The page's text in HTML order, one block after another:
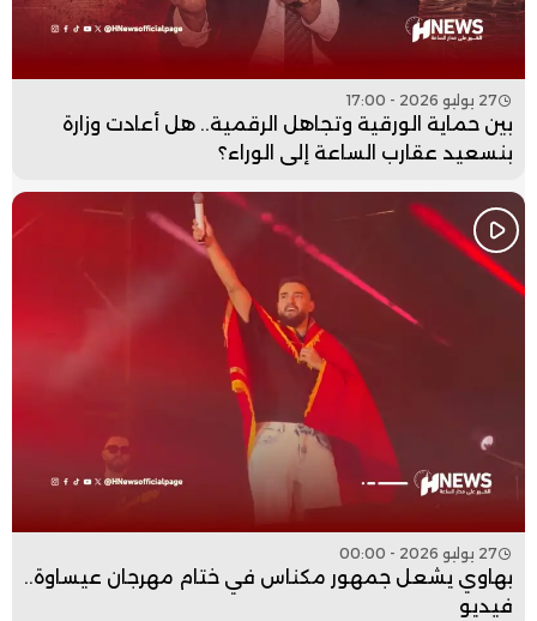
27 يوليو 2026 - 17:00
بين حماية الورقية وتجاهل الرقمية.. هل أعادت وزارة
بنسعيد عقارب الساعة إلى الوراء؟
27 يوليو 2026 - 00:00
بهاوي يشعل جمهور مكناس في ختام مهرجان عيساوة..
فيديو